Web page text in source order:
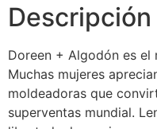
Descripción
Doreen + Algodón es
Muchas mujeres
moldeadoras que
superventas mundial.